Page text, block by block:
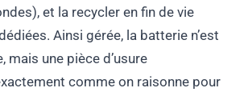
et la recycler en fin de vie
Ainsi gérée, la batterie n’est
mais une pièce d’usure
comme on raisonne pour